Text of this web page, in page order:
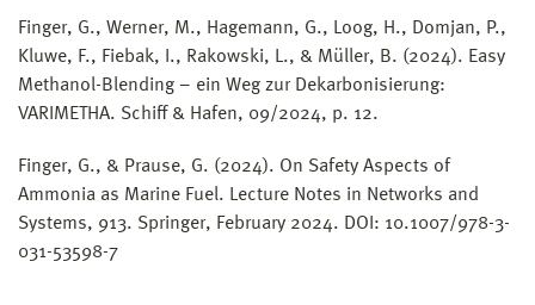
Finger, G., Werner, M., Hagemann, G., Loog, H., Domjan, P.,
Kluwe, F., Fiebak, I., Rakowski, L., & Müller, B. (2024). Easy
Methanol-Blending – ein Weg zur Dekarbonisierung:
VARIMETHA. Schiff & Hafen, 09/2024, p. 12.
Finger, G., & Prause, G. (2024). On Safety Aspects of
Ammonia as Marine Fuel. Lecture Notes in Networks and
Systems, 913. Springer, February 2024. DOI: 10.1007/978-3-
031-53598-7